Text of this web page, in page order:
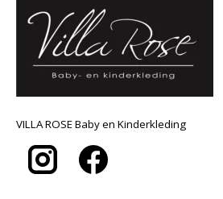
VILLA ROSE Baby en Kinderkleding